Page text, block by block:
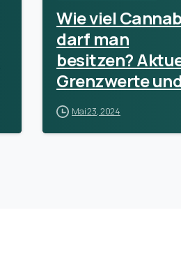
Wie viel
darf man
besitzen?
Grenzwerte und
rechtliche Infos!
Mai 23, 2024